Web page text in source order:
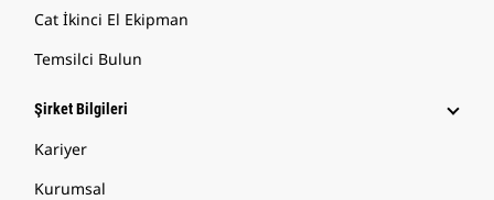
Cat İkinci El Ekipman
Temsilci Bulun
Şirket Bilgileri
Kariyer
Kurumsal